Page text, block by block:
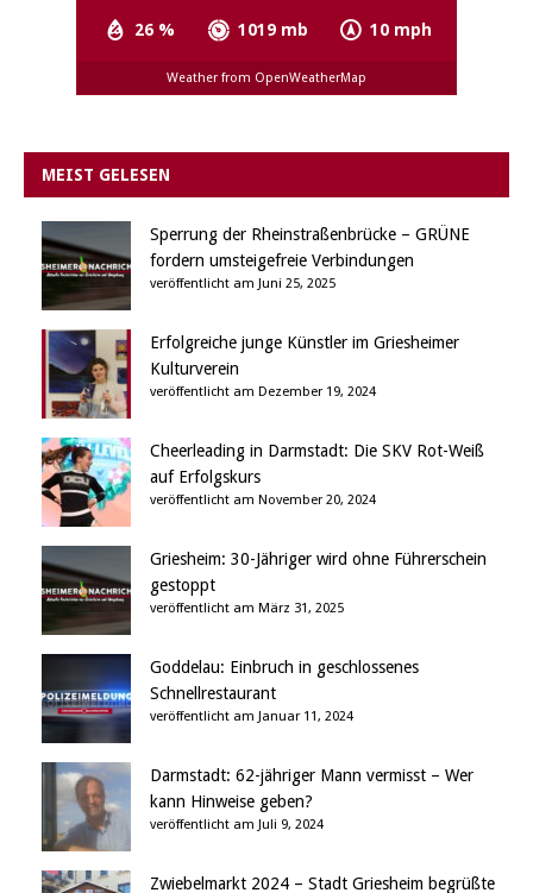
26 % 1019 mb 10 mph
Weather from OpenWeatherMap
MEIST GELESEN
Sperrung der Rheinstraßenbrücke – GRÜNE
fordern umsteigefreie Verbindungen
veröffentlicht am Juni 25, 2025
Erfolgreiche junge Künstler im Griesheimer
Kulturverein
veröffentlicht am Dezember 19, 2024
Cheerleading in Darmstadt: Die SKV Rot-Weiß
auf Erfolgskurs
veröffentlicht am November 20, 2024
Griesheim: 30-Jähriger wird ohne Führerschein
gestoppt
veröffentlicht am März 31, 2025
Goddelau: Einbruch in geschlossenes
Schnellrestaurant
veröffentlicht am Januar 11, 2024
Darmstadt: 62-jähriger Mann vermisst – Wer
kann Hinweise geben?
veröffentlicht am Juli 9, 2024
Zwiebelmarkt 2024 – Stadt Griesheim begrüßte